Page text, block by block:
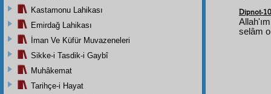
Dipnot-10
selâm
Kastamonu Lahikası
Emirdağ Lahikası
İman Ve Küfür Muvazeneleri
Sikke-i Tasdik-i Gaybî
Muhâkemat
Tarihçe-i Hayat